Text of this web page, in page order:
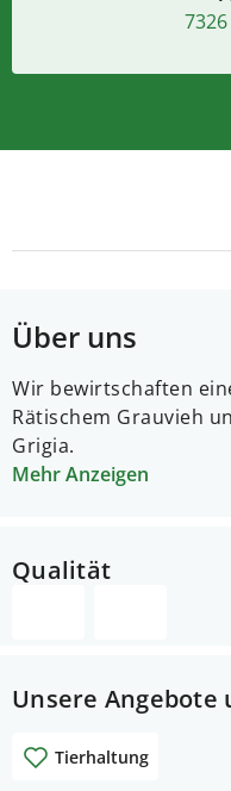
Über uns
Wir bewirtschaften
Rätischem Grauvieh und Ziegen der Rasse
Grigia.
Mehr Anzeigen
Qualität
Unsere
Tierhaltung